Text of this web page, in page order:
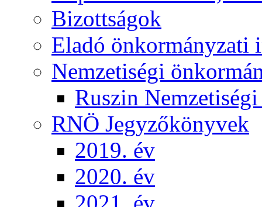
Bizottságok
Eladó önkormányzati
Nemzetiségi
Ruszin
RNÖ Jegyzőkönyvek
2019. év
2020. év